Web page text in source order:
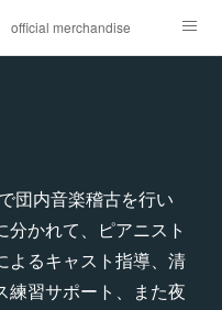
official merchandise
団内音楽稽古を行い
分かれて、ピアニスト
よるキャスト指導、清
練習サポート、また夜